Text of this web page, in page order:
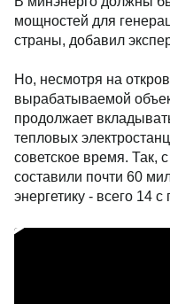
мощностей для
страны, добавил
Но, несмотря на
вырабатываемой
продолжает
тепловых
советское время. Так,
составили почти 60
энергетику - всего 14